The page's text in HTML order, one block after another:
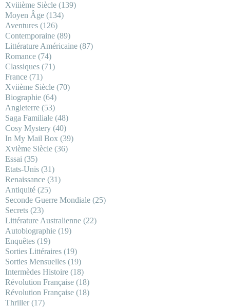
Xviiième Siècle (139)
Moyen Âge (134)
Aventures (126)
Contemporaine (89)
Littérature Américaine (87)
Romance (74)
Classiques (71)
France (71)
Xviième Siècle (70)
Biographie (64)
Angleterre (53)
Saga Familiale (48)
Cosy Mystery (40)
In My Mail Box (39)
Xvième Siècle (36)
Essai (35)
Etats-Unis (31)
Renaissance (31)
Antiquité (25)
Seconde Guerre Mondiale (25)
Secrets (23)
Littérature Australienne (22)
Autobiographie (19)
Enquêtes (19)
Sorties Littéraires (19)
Sorties Mensuelles (19)
Intermèdes Histoire (18)
Révolution Française (18)
Révolution Française (18)
Thriller(17)